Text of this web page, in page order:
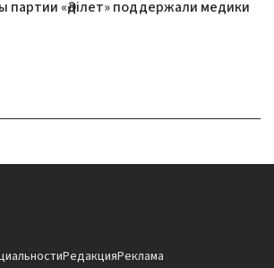
партии «Әділет» поддержали медики
РедакцияРеклама